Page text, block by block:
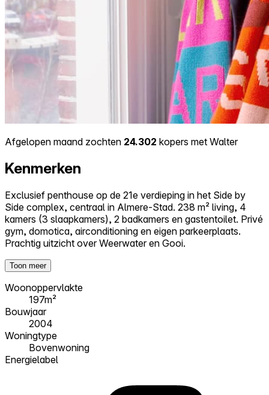
Afgelopen maand zochten 24.302 kopers met Walter
Kenmerken
Exclusief penthouse op de 21e verdieping in het Side by
Side complex, centraal in Almere-Stad. 238 m² living, 4
kamers (3 slaapkamers), 2 badkamers en gastentoilet. Privé
gym, domotica, airconditioning en eigen parkeerplaats.
Prachtig uitzicht over Weerwater en Gooi.
Toon meer
Woonoppervlakte
197m²
Bouwjaar
2004
Woningtype
Bovenwoning
Energielabel